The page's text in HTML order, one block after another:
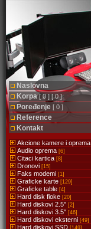
Naslovna
Korpa[ 0 ] [ 0 ]
Poređenje [ 0 ]
Reference
Kontakt
Akcione kamere i oprema
Audio oprema [6]
Citaci kartica [8]
Dronovi [15]
Faks modemi [1]
Graficke karte [129]
Graficke table [4]
Hard disk fioke [20]
Hard diskovi 2.5'' [2]
Hard diskovi 3.5'' [46]
Hard diskovi eksterni [49]
Hard diskovi SSD [149]